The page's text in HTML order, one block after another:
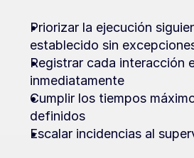
Priorizar la ejecución
establecido sin
Registrar cada interacción
inmediatamente
Cumplir los tiempos
definidos
Escalar incidencias al